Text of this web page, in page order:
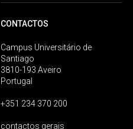
CONTACTOS
Campus Universitário de
Santiago
3810-193 Aveiro
Portugal
+351 234 370 200
contactos gerais